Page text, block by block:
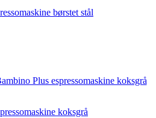
børstet stål
koksgrå